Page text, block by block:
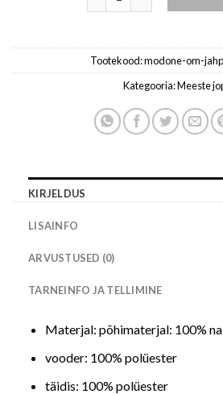
Tootekood:modone-om-
Kategooria:Meeste
KIRJELDUS
LISAINFO
ARVUSTUSED (0)
TARNEINFO JA TELLIMINE
Materjal: põhimaterjal: 100%
vooder: 100% polüester
täidis: 100% polüester